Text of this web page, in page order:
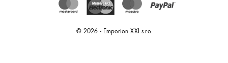
© 2026 - Emporion XXI s.r.o.